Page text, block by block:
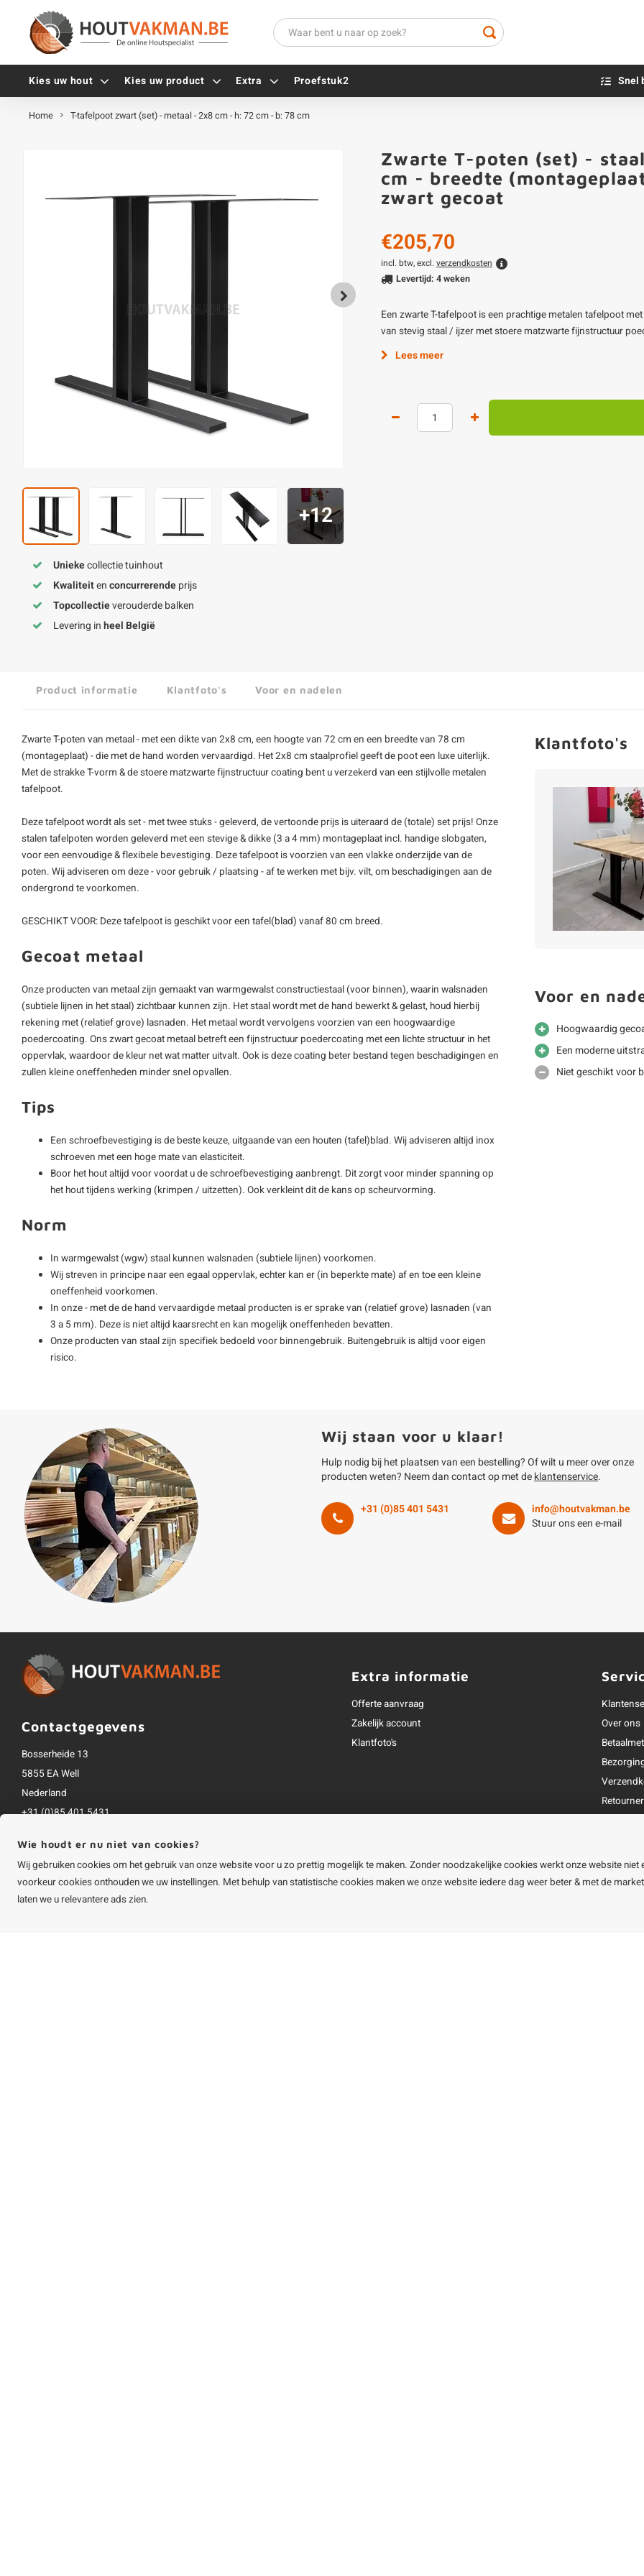
Kies uw hout Kies uw product Extra
Vlonderschroeven
Hoekankers
Houten pennen
Blauwsteen sokkels
Olie - voor
Impregneer
Proefstuk2 Snel
Home T-tafelpoot zwart (set) - metaal - 2x8 cm - h: 72 cm - b: 78 cm
+12
Uniekecollectie tuinhout
Kwaliteitenconcurrerendeprijs
Topcollectieverouderde balken
Levering inheel België
Zwarte T-poten (set) -
cm - breedte
zwart gecoat
€205,70
incl. btw, excl. verzendkosten
Levertijd: 4 weken
Een zwarte T-tafelpoot is een prachtige metalen tafelpoot
van stevig staal / ijzer met stoere matzwarte fijnstructuur
Lees meer
Product informatie Klantfoto's Voor en nadelen
Zwarte T-poten van metaal - met een dikte van 2x8 cm, een hoogte van 72 cm en een breedte van 78 cm
(montageplaat) - die met de hand worden vervaardigd. Het 2x8 cm staalprofiel geeft de poot een luxe uiterlijk.
Met de strakke T-vorm & de stoere matzwarte fijnstructuur coating bent u verzekerd van een stijlvolle metalen
tafelpoot.
Deze tafelpoot wordt als set - met twee stuks - geleverd, de vertoonde prijs is uiteraard de (totale) set prijs! Onze
stalen tafelpoten worden geleverd met een stevige & dikke (3 a 4 mm) montageplaat incl. handige slobgaten,
voor een eenvoudige & flexibele bevestiging. Deze tafelpoot is voorzien van een vlakke onderzijde van de
poten. Wij adviseren om deze - voor gebruik / plaatsing - af te werken met bijv. vilt, om beschadigingen aan de
ondergrond te voorkomen.
GESCHIKT VOOR: Deze tafelpoot is geschikt voor een tafel(blad) vanaf 80 cm breed.
Gecoat metaal
Onze producten van metaal zijn gemaakt van warmgewalst constructiestaal (voor binnen), waarin walsnaden
(subtiele lijnen in het staal) zichtbaar kunnen zijn. Het staal wordt met de hand bewerkt & gelast, houd hierbij
rekening met (relatief grove) lasnaden. Het metaal wordt vervolgens voorzien van een hoogwaardige
poedercoating. Ons zwart gecoat metaal betreft een fijnstructuur poedercoating met een lichte structuur in het
oppervlak, waardoor de kleur net wat matter uitvalt. Ook is deze coating beter bestand tegen beschadigingen en
zullen kleine oneffenheden minder snel opvallen.
Tips
Een schroefbevestiging is de beste keuze, uitgaande van een houten (tafel)blad. Wij adviseren altijd inox
schroeven met een hoge mate van elasticiteit.
Boor het hout altijd voor voordat u de schroefbevestiging aanbrengt. Dit zorgt voor minder spanning op
het hout tijdens werking (krimpen / uitzetten). Ook verkleint dit de kans op scheurvorming.
Norm
In warmgewalst (wgw) staal kunnen walsnaden (subtiele lijnen) voorkomen.
Wij streven in principe naar een egaal oppervlak, echter kan er (in beperkte mate) af en toe een kleine
oneffenheid voorkomen.
In onze - met de de hand vervaardigde metaal producten is er sprake van (relatief grove) lasnaden (van
3 a 5 mm). Deze is niet altijd kaarsrecht en kan mogelijk oneffenheden bevatten.
Onze producten van staal zijn specifiek bedoeld voor binnengebruik. Buitengebruik is altijd voor eigen
risico.
Klantfoto's
Voor en
Hoogwaardig
Een moderne
Niet geschikt voor
Wij staan voor u klaar!
Hulp nodig bij het plaatsen van een bestelling? Of wilt u meer over onze
producten weten? Neem dan contact op met deklantenservice.
+31 (0)85 401 5431
info@houtvakman.be
Stuur ons een e-mail
Contactgegevens
Bosserheide 13
5855 EA Well
Nederland
+31 (0)85 401 5431
Alle bedragen zijn incl. btw
Extra informatie
Offerte aanvraag
Zakelijk account
Klantfoto's
Over ons
Wie houdt er nu niet van cookies?
Wij gebruiken cookies om het gebruik van onze website voor u zo prettig mogelijk te maken. Zonder noodzakelijke cookies werkt onze website niet
voorkeur cookies onthouden we uw instellingen. Met behulp van statistische cookies maken we onze website iedere dag weer beter & met de
laten we u relevantere ads zien.